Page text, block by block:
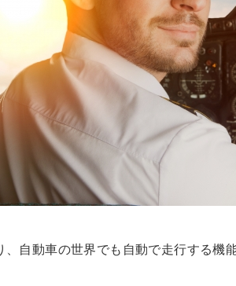
、自動車の世界でも自動で走行する機